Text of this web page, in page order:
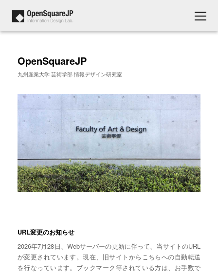
OpenSquareJP
九州産業大学 芸術学部 情報デザイン研究室
URL変更のお知らせ
2026年7月28日、Webサーバーの更新に伴って、当サイトのURL
が変更されています。現在、旧サイトからこちらへの自動転送
を行なっています。ブックマーク等されている方は、お手数で